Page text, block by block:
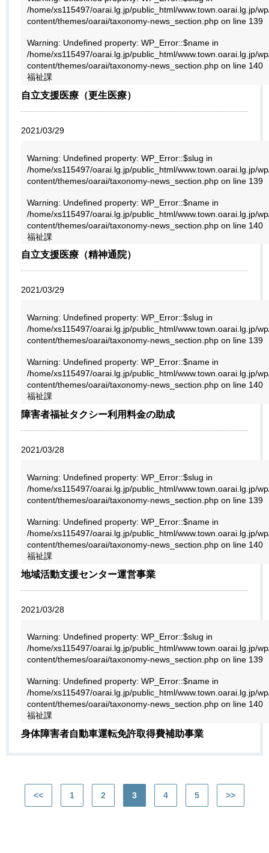
/home/xs115497/oarai.lg.jp/public_html/www.town.oarai.lg.jp/
content/themes/oarai/taxonomy-news_section.phpon line 139
Warning: Undefined property: WP_Error::$name in
/home/xs115497/oarai.lg.jp/public_html/www.town.oarai.lg.jp/
content/themes/oarai/taxonomy-news_section.phpon line 140
福祉課
自立支援医療（更生医療）
2021/03/29
Warning: Undefined property: WP_Error::$slug in
/home/xs115497/oarai.lg.jp/public_html/www.town.oarai.lg.jp/
content/themes/oarai/taxonomy-news_section.phpon line 139
Warning: Undefined property: WP_Error::$name in
/home/xs115497/oarai.lg.jp/public_html/www.town.oarai.lg.jp/
content/themes/oarai/taxonomy-news_section.phpon line 140
福祉課
自立支援医療（精神通院）
2021/03/29
Warning: Undefined property: WP_Error::$slug in
/home/xs115497/oarai.lg.jp/public_html/www.town.oarai.lg.jp/
content/themes/oarai/taxonomy-news_section.phpon line 139
Warning: Undefined property: WP_Error::$name in
/home/xs115497/oarai.lg.jp/public_html/www.town.oarai.lg.jp/
content/themes/oarai/taxonomy-news_section.phpon line 140
福祉課
障害者福祉タクシー利用料金の助成
2021/03/28
Warning: Undefined property: WP_Error::$slug in
/home/xs115497/oarai.lg.jp/public_html/www.town.oarai.lg.jp/
content/themes/oarai/taxonomy-news_section.phpon line 139
Warning: Undefined property: WP_Error::$name in
/home/xs115497/oarai.lg.jp/public_html/www.town.oarai.lg.jp/
content/themes/oarai/taxonomy-news_section.phpon line 140
福祉課
地域活動支援センター運営事業
2021/03/28
Warning: Undefined property: WP_Error::$slug in
/home/xs115497/oarai.lg.jp/public_html/www.town.oarai.lg.jp/
content/themes/oarai/taxonomy-news_section.phpon line 139
Warning: Undefined property: WP_Error::$name in
/home/xs115497/oarai.lg.jp/public_html/www.town.oarai.lg.jp/
content/themes/oarai/taxonomy-news_section.phpon line 140
福祉課
身体障害者自動車運転免許取得費補助事業
<< 1 2 3 4 5 >>